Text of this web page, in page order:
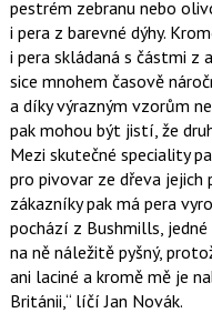
pestrém zebranu nebo
i pera z barevné dýhy.
i pera skládaná s částmi z
sice mnohem časově
a díky výrazným vzorům
pak mohou být jistí, že
Mezi skutečné speciality
pro pivovar ze dřeva jejich
zákazníky pak má pera
pochází z Bushmills,
na ně náležitě pyšný,
ani laciné a kromě mě je
Británii, líčí Jan Novák.